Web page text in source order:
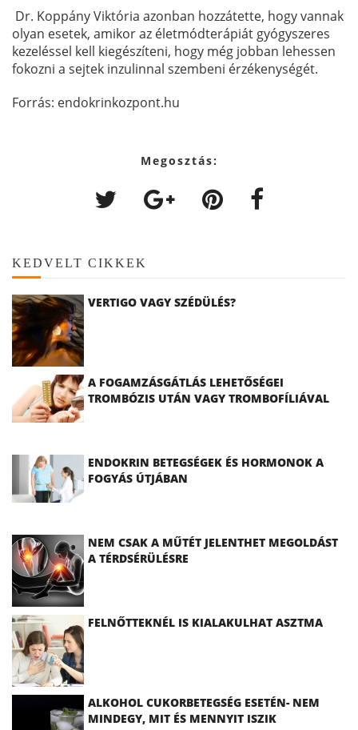
Dr. Koppány Viktória azonban hozzátette, hogy vannak
olyan esetek, amikor az életmódterápiát gyógyszeres
kezeléssel kell kiegészíteni, hogy még jobban lehessen
fokozni a sejtek inzulinnal szembeni érzékenységét.
Forrás: endokrinkozpont.hu
Megosztás:
KEDVELT CIKKEK
VERTIGO VAGY SZÉDÜLÉS?
A FOGAMZÁSGÁTLÁS LEHETŐSÉGEI
TROMBÓZIS UTÁN VAGY TROMBOFÍLIÁVAL
ENDOKRIN BETEGSÉGEK ÉS HORMONOK A
FOGYÁS ÚTJÁBAN
NEM CSAK A MŰTÉT JELENTHET MEGOLDÁST
A TÉRDSÉRÜLÉSRE
FELNŐTTEKNÉL IS KIALAKULHAT ASZTMA
ALKOHOL CUKORBETEGSÉG ESETÉN- NEM
MINDEGY, MIT ÉS MENNYIT ISZIK